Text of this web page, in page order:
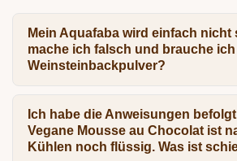
Mein Aquafaba wird einfach nicht
mache ich falsch und brauche
Weinsteinbackpulver?
Ich habe die Anweisungen
Vegane Mousse au Chocolat ist
Kühlen noch flüssig. Was ist